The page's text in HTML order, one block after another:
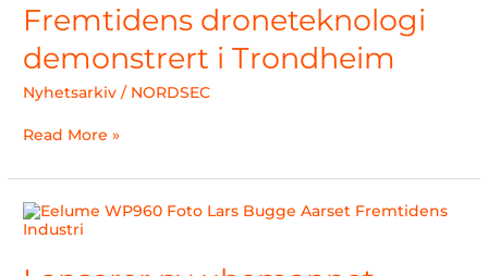
Fremtidens droneteknologi
demonstrert i Trondheim
Nyhetsarkiv / NORDSEC
Read More »
Lanserer
ny